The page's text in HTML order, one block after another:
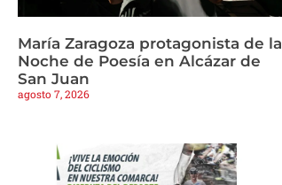
María Zaragoza protagonista de la
Noche de Poesía en Alcázar de
San Juan
agosto 7, 2026